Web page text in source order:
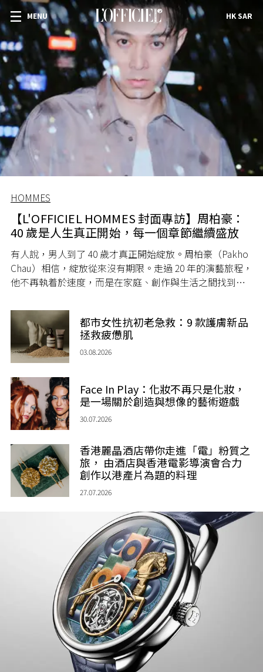
MENU HK SAR
HOMMES
【L'OFFICIEL HOMMES 封面專訪】周柏豪：
40 歲是人生真正開始，每一個章節繼續盛放
有人說，男人到了 40 歲才真正開始綻放。周柏豪（Pakho
Chau）相信，綻放從來沒有期限。走過 20 年的演藝旅程，
他不再執着於速度，而是在家庭、創作與生活之間找到屬
都市女性抗初老急救：9 款護膚新品
拯救疲憊肌
03.08.2026
Face In Play：化妝不再只是化妝，
是一場關於創造與想像的藝術遊戲
30.07.2026
香港麗晶酒店帶你走進「電」粉質之
旅， 由酒店與香港電影導演會合力
創作以港產片為題的料理
27.07.2026